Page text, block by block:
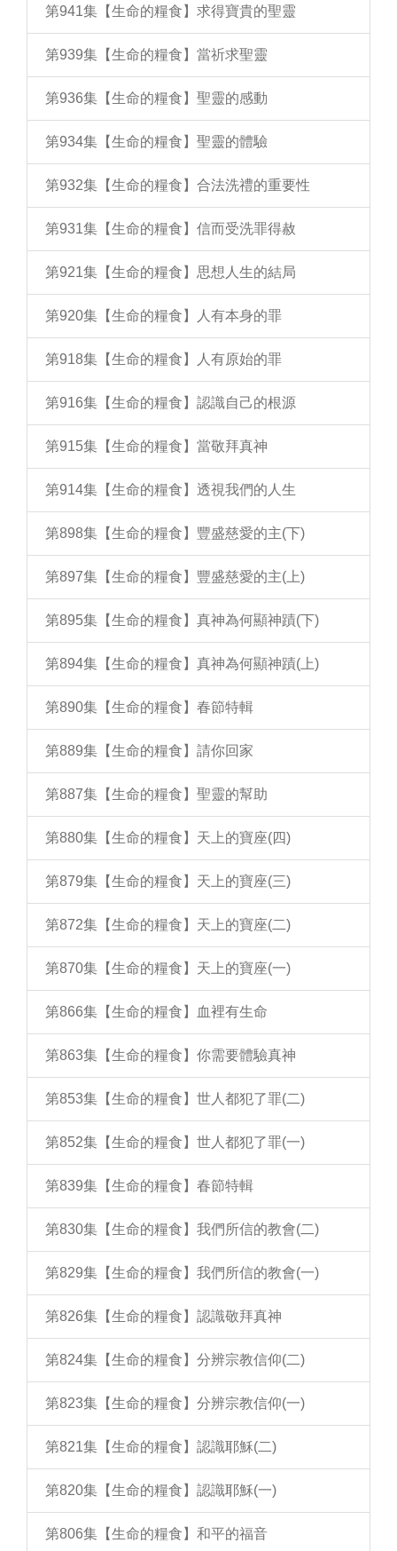
第941集【生命的糧食】求得寶貴的聖靈
第939集【生命的糧食】當祈求聖靈
第936集【生命的糧食】聖靈的感動
第934集【生命的糧食】聖靈的體驗
第932集【生命的糧食】合法洗禮的重要性
第931集【生命的糧食】信而受洗罪得赦
第921集【生命的糧食】思想人生的結局
第920集【生命的糧食】人有本身的罪
第918集【生命的糧食】人有原始的罪
第916集【生命的糧食】認識自己的根源
第915集【生命的糧食】當敬拜真神
第914集【生命的糧食】透視我們的人生
第898集【生命的糧食】豐盛慈愛的主(下)
第897集【生命的糧食】豐盛慈愛的主(上)
第895集【生命的糧食】真神為何顯神蹟(下)
第894集【生命的糧食】真神為何顯神蹟(上)
第890集【生命的糧食】春節特輯
第889集【生命的糧食】請你回家
第887集【生命的糧食】聖靈的幫助
第880集【生命的糧食】天上的寶座(四)
第879集【生命的糧食】天上的寶座(三)
第872集【生命的糧食】天上的寶座(二)
第870集【生命的糧食】天上的寶座(一)
第866集【生命的糧食】血裡有生命
第863集【生命的糧食】你需要體驗真神
第853集【生命的糧食】世人都犯了罪(二)
第852集【生命的糧食】世人都犯了罪(一)
第839集【生命的糧食】春節特輯
第830集【生命的糧食】我們所信的教會(二)
第829集【生命的糧食】我們所信的教會(一)
第826集【生命的糧食】認識敬拜真神
第824集【生命的糧食】分辨宗教信仰(二)
第823集【生命的糧食】分辨宗教信仰(一)
第821集【生命的糧食】認識耶穌(二)
第820集【生命的糧食】認識耶穌(一)
第806集【生命的糧食】和平的福音